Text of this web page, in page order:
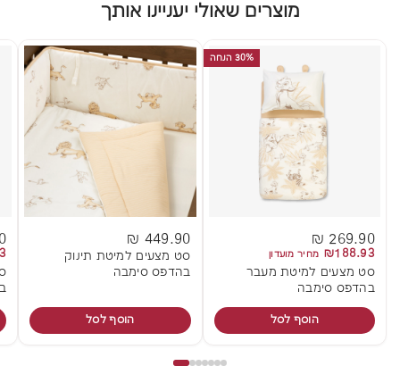
מוצרים שאולי יעניינו אותך
30% הנחה
269.90 ₪
₪188.93 מחיר מועדון
סט מצעים למיטת מעבר
בהדפס סימבה
הוסף לסל
449.90 ₪
סט מצעים למיטת תינוק
בהדפס סימבה
הוסף לסל